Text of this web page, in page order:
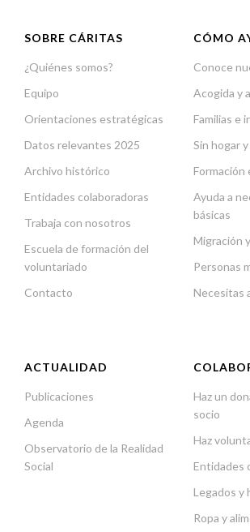
SOBRE CÁRITAS
¿Quiénes somos?
Equipo
Orientaciones estratégicas
Datos relevantes 2025
Archivo histórico
Entidades colaboradoras
Trabaja con nosotros
Escuela de formación del
voluntariado
Contacto
CÓMO
Conoce
Acogida y
Familias e
Sin hogar
Formación
Ayuda a
básicas
Migración
Personas
Necesitas
ACTUALIDAD
Publicaciones
Agenda
Observatorio de la Realidad
Social
Haz un
socio
Haz
Entidades
Legados y
Ropa y